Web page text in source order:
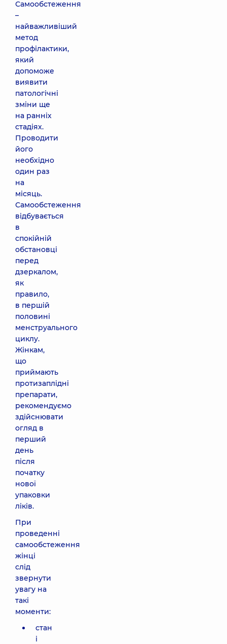
Самообстеження
–
найважливіший
метод
профілактики,
який
допоможе
виявити
патологічні
зміни ще
на ранніх
стадіях.
Проводити
його
необхідно
один раз
на
місяць.
Самообстеження
відбувається
в
спокійній
обстановці
перед
дзеркалом,
як
правило,
в першій
половині
менструального
циклу.
Жінкам,
що
приймають
протизаплідні
препарати,
рекомендуємо
здійснювати
огляд в
перший
день
після
початку
нової
упаковки
ліків.
При
проведенні
самообстеження
жінці
слід
звернути
увагу на
такі
моменти:
стан
і